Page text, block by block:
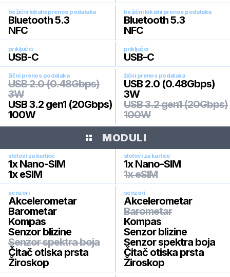
bežični lokalni prenos podataka
Bluetooth 5.3
NFC
bežični lokalni prenos podataka
Bluetooth 5.3
NFC
priključci
USB-C
priključci
USB-C
žični prenos podataka
USB 2.0 (0.48Gbps)
3W
USB 3.2 gen1 (20Gbps)
100W
žični prenos podataka
USB 2.0 (0.48Gbps)
3W
USB 3.2 gen1 (20Gbps)
100W
MODULI
slotovi za kartice
1x Nano-SIM
1x eSIM
slotovi za kartice
1x Nano-SIM
1x eSIM
senzori
Akcelerometar
Barometar
Kompas
Senzor blizine
Senzor spektra boja
Čitač otiska prsta
Žiroskop
senzori
Akcelerometar
Barometar
Kompas
Senzor blizine
Senzor spektra boja
Čitač otiska prsta
Žiroskop